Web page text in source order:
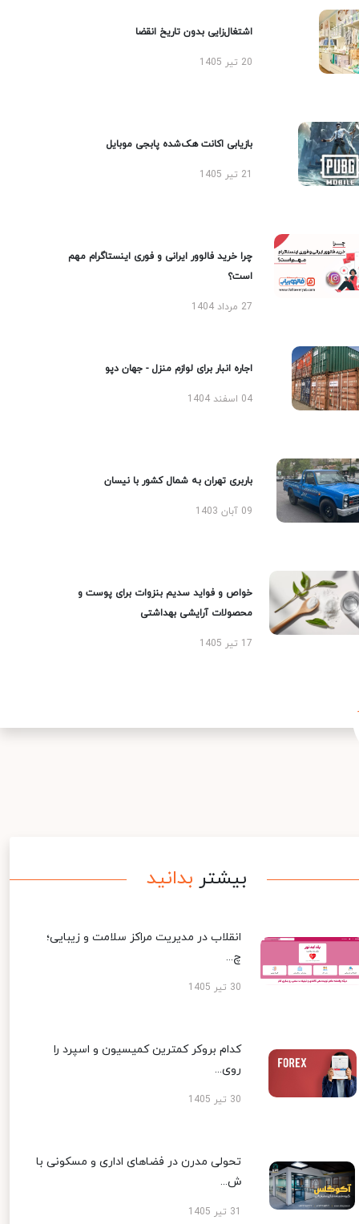
اشتغال‌زایی بدون تاریخ انقضا
20 تیر 1405
بازیابی اکانت هک‌شده پابجی موبایل
چرا خرید فالوور ایرانی و فوری اینستاگرام مهم
است؟
27 مرداد 1404
اجاره انبار برای لوازم منزل - جهان دپو
04 اسفند 1404
باربری تهران به شمال کشور با نیسان
09 آبان 1403
خواص و فواید سدیم بنزوات برای پوست و
محصولات آرایشی بهداشتی
17 تیر 1405
بیشتر بدانید
انقلاب در مدیریت مراکز سلامت و زیبایی؛
چ...
30 تیر 1405
کدام بروکر کمترین کمیسیون و اسپرد را
روی...
30 تیر 1405
تحولی مدرن در فضاهای اداری و مسکونی با
ش...